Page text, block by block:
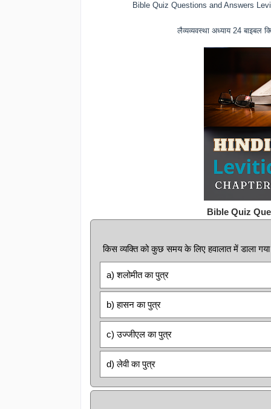
Bible Quiz Questions and Answers
लैव्यव्यवस्था अध्याय 24
Bible Quiz
किस व्यक्ति को कुछ समय के लिए हवालात में डाला
a) शलोमीत का पुत्र
b) हासन का पुत्र
c) उज्जीएल का पुत्र
d) लेवी का पुत्र